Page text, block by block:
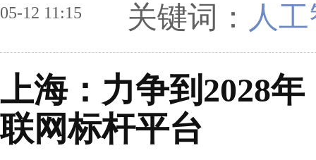
05-12 11:15 关键词： 人
上海：力争到2028
联网标杆平台